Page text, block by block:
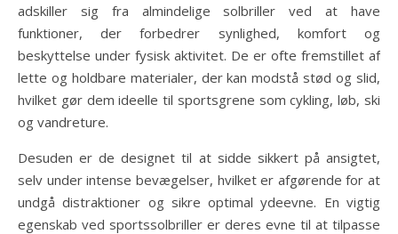
adskiller sig fra almindelige solbriller ved at have
funktioner, der forbedrer synlighed, komfort og
beskyttelse under fysisk aktivitet. De er ofte fremstillet af
lette og holdbare materialer, der kan modstå stød og slid,
hvilket gør dem ideelle til sportsgrene som cykling, løb, ski
og vandreture.
Desuden er de designet til at sidde sikkert på ansigtet,
selv under intense bevægelser, hvilket er afgørende for at
undgå distraktioner og sikre optimal ydeevne. En vigtig
egenskab ved sportssolbriller er deres evne til at tilpasse